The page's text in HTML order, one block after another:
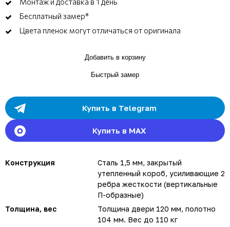
Бесплатный замер*
Цвета пленок могут отличаться от оригинала
Добавить в корзину
Быстрый замер
Купить в Telegram
Купить в MAX
Конструкция
Сталь 1,5 мм, закрытый
утепленный короб, усиливающие 2
ребра жесткости (вертикальные
П-образные)
Толщина, вес
Толщина двери 120 мм, полотно
104 мм. Вес до 110 кг